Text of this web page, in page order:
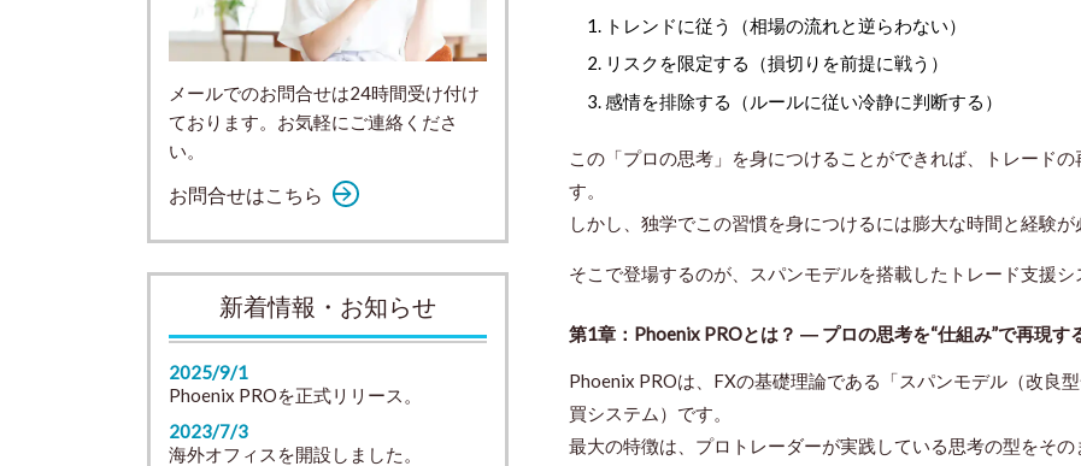
トレンドに従う
（相場の流れと逆らわない）
リスクを限定する
（損切りを前提に戦う）
感情を排除する
（ルールに従い冷静に判断する）
この「プロの思考」を身につけることができれば、トレード
す。
しかし、独学でこの習慣を身につけるには膨大な時間と経験が
そこで登場するのが、スパンモデルを搭載したトレード支援シ
第1章：Phoenix PROとは？ ― プロの思考を“仕組み”で再現す
Phoenix PROは、FXの基礎理論である「スパンモデル（改良
買システム）です。
最大の特徴は、 プロトレーダーが実践している思考の型をそ
メールでのお問合せは24時間受け付け
ております。お気軽にご連絡くださ
い。
お問合せはこちら
新着情報・お知らせ
2025/9/1
Phoenix PROを正式リリース。
2023/7/3
海外オフィスを開設しました。